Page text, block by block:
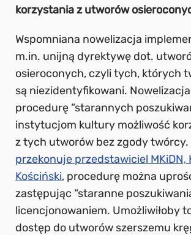
korzystania z utworów
Wspomniana nowelizacja
m.in. unijną dyrektywę dot.
osieroconych, czyli tych, których
są niezidentyfikowani.
procedurę “starannych
instytucjom kultury możliwość
z tych utworów bez zgody twórcy.
przekonuje przedstawiciel MKiDN,
Kościński, procedurę można
zastępując “staranne
licencjonowaniem. Umożliwiłoby
dostęp do utworów szerszemu